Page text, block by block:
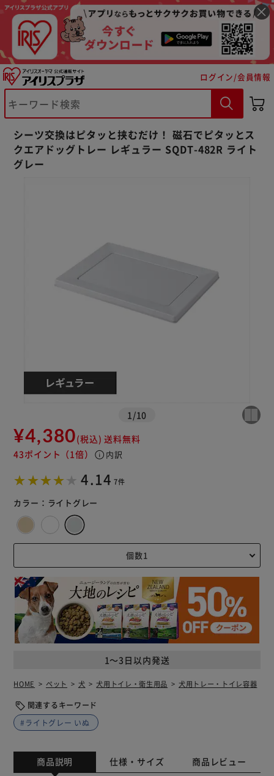
ログイン/会員情報
シーツ交換はピタッと挟むだけ！ 磁石でピタッとス
クエアドッグトレー レギュラー SQDT-482R ライト
グレー
1 /10
¥4,380(税込) 送料無料
43ポイント （1倍） info 内訳
4.14 7件
カラー： ライトグレー
1～3日以内発送
HOME ペット 犬 犬用トイレ・衛生用品 犬用トレー・トイレ容器
関連するキーワード
#ライトグレー いぬ
商品説明 仕様・サイズ 商品レビュー
カートに入れる